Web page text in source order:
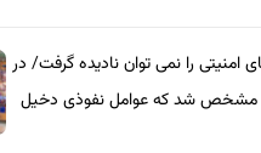
امنیتی را نمی توان نادیده گرفت/ در
مشخص شد که عوامل نفوذی دخیل